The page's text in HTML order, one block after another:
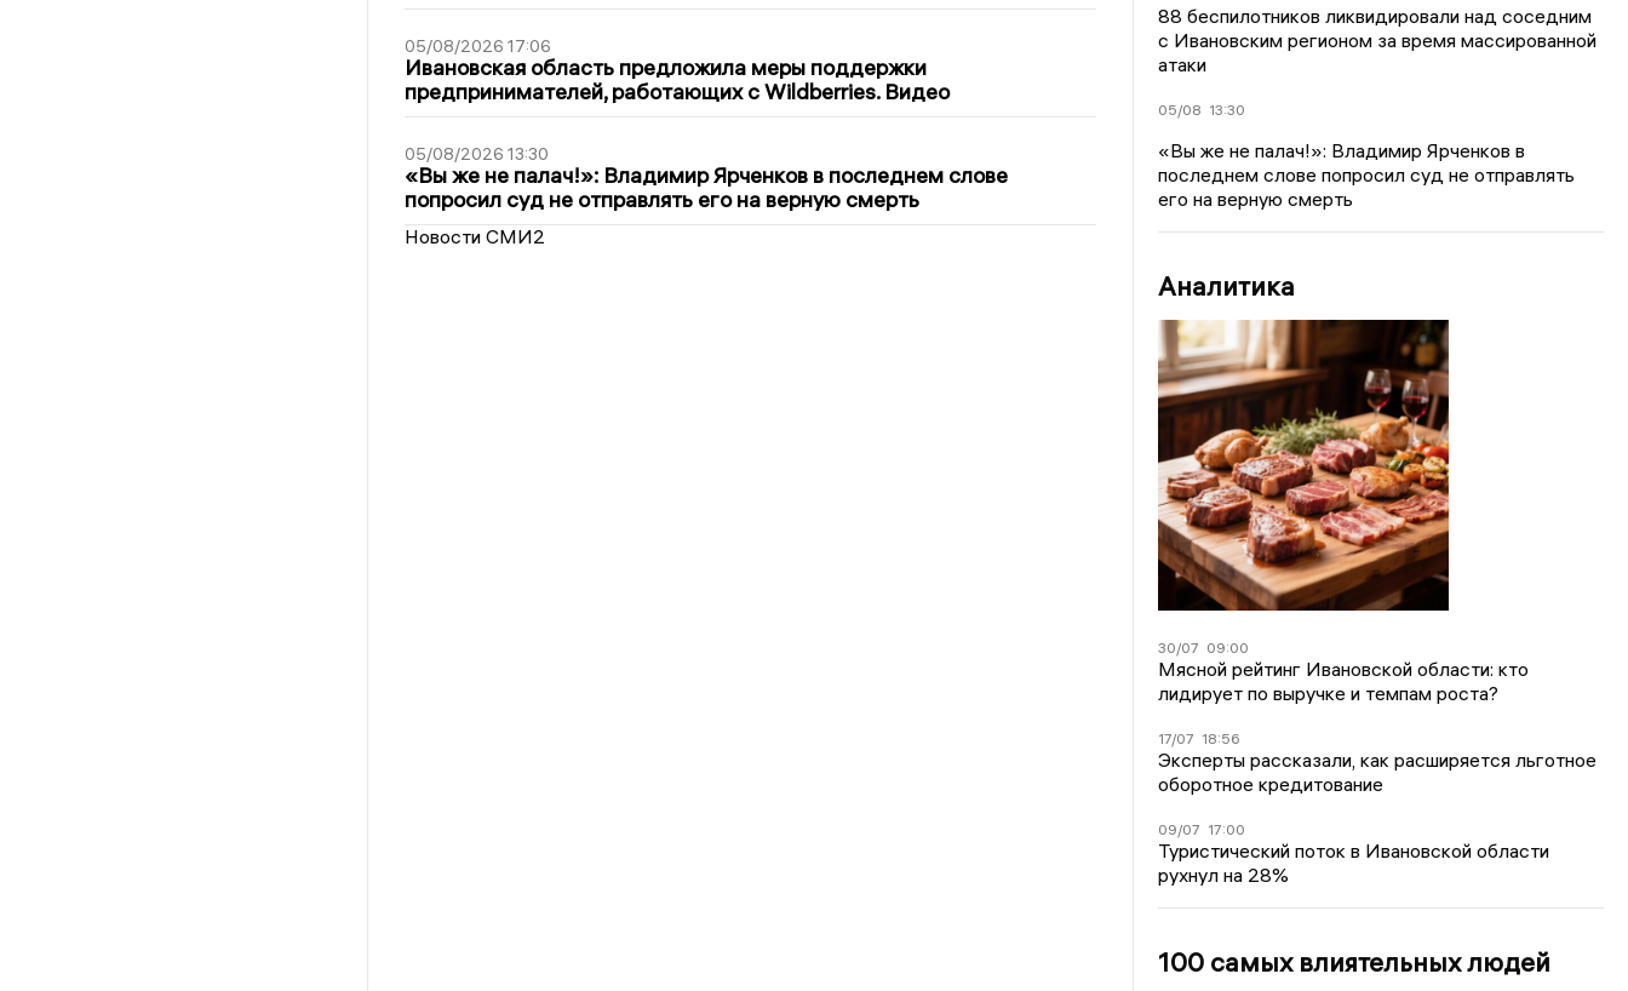
05/08/2026 17:06
Ивановская область предложила меры поддержки
предпринимателей, работающих с Wildberries. Видео
05/08/2026 13:30
«Вы же не палач!»: Владимир Ярченков в последнем слове
попросил суд не отправлять его на верную смерть
Новости СМИ2
88 беспилотников ликвидировали над соседним
с Ивановским регионом за время массированной
атаки
05/08 13:30
«Вы же не палач!»: Владимир Ярченков в
последнем слове попросил суд не отправлять
его на верную смерть
Аналитика
30/07 09:00
Мясной рейтинг Ивановской области: кто
лидирует по выручке и темпам роста?
17/07 18:56
Эксперты рассказали, как расширяется льготное
оборотное кредитование
09/07 17:00
Туристический поток в Ивановской области
рухнул на 28%
100 самых влиятельных людей